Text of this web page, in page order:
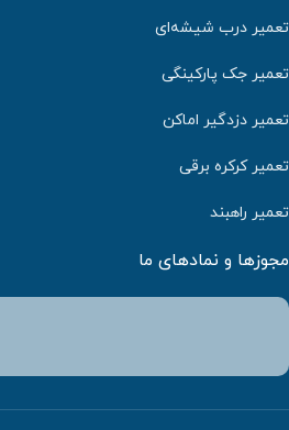
تعمیر درب شیشه‌ای
تعمیر جک پارکینگی
تعمیر دزدگیر اماکن
تعمیر کرکره برقی
تعمیر راهبند
مجوزها و نمادهای ما